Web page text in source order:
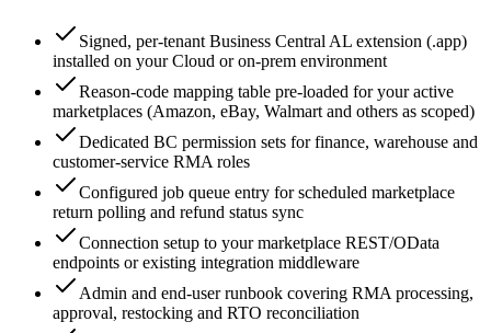
Signed, per-tenant Business Central AL extension (.app)
installed on your Cloud or on-prem environment
Reason-code mapping table pre-loaded for your active
marketplaces (Amazon, eBay, Walmart and others as scoped)
Dedicated BC permission sets for finance, warehouse and
customer-service RMA roles
Configured job queue entry for scheduled marketplace
return polling and refund status sync
Connection setup to your marketplace REST/OData
endpoints or existing integration middleware
Admin and end-user runbook covering RMA processing,
approval, restocking and RTO reconciliation